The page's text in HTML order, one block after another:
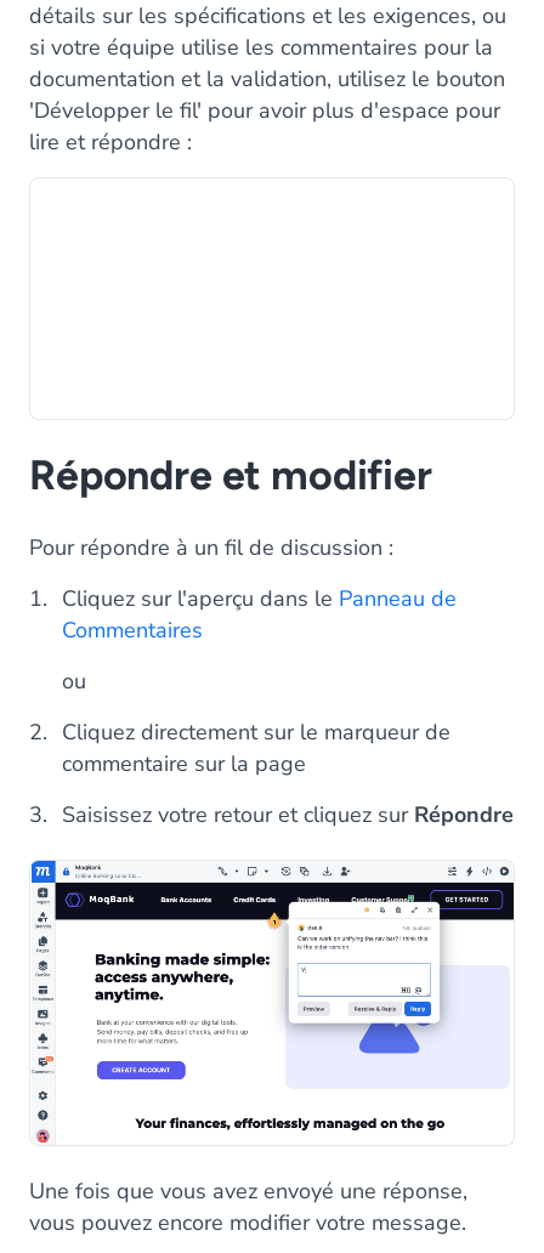
détails sur les spécifications et les exigences, ou
si votre équipe utilise les commentaires pour la
documentation et la validation, utilisez le bouton
'Développer le fil' pour avoir plus d'espace pour
lire et répondre :
Répondre et modifier
Pour répondre à un fil de discussion :
Cliquez sur l'aperçu dans le Panneau de
Commentaires
ou
Cliquez directement sur le marqueur de
commentaire sur la page
Saisissez votre retour et cliquez sur Répondre
Une fois que vous avez envoyé une réponse,
vous pouvez encore modifier votre message.